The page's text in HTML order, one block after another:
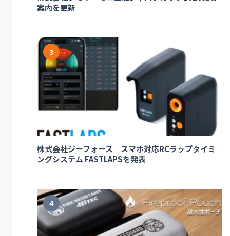
案内を更新
3
株式会社ジーフォース スマホ対応RCラップタイミ
ングシステム FASTLAPSを発表
4